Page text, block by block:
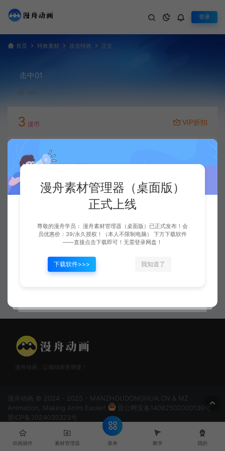
登录
首页 特效素材 攻击特效 正文
击中01
1,881
3 漫币 VIP折扣
立即下载
漫舟动画，让做动画更便捷！
漫舟动画 © 2024 - 2025 - MANZHOUDONGHUA.CN & MZ
Animation, Making Anim Easier!
晋公网安备14082502000130号
晋ICP备2024039323号
动画插件 素材管理器 菜单 教学 我的
漫舟素材管理器（桌面版）
正式上线
尊敬的漫舟学员： 漫舟素材管理器（桌面版）已正式发布！会
员优惠价：39/永久授权！（本人不限制电脑） 下方下载软件
——直接点击下载即可！无需登录网盘！
下载软件>>> 我知道了